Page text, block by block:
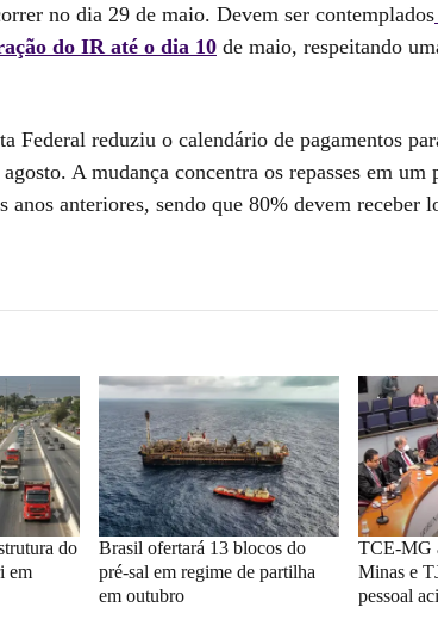
no dia 29 de maio. Devem ser contemplados
do IR até o dia 10 de maio, respeitando
Federal reduziu o calendário de pagamentos
A mudança concentra os repasses em
anos anteriores, sendo que 80% devem receber
do
em
Brasil ofertará 13 blocos do
pré-sal em regime de partilha
em outubro
TCE-MG
Minas e
pessoal